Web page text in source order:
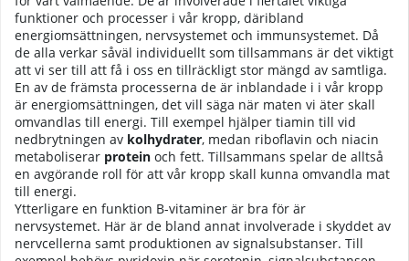
funktioner och processer i vår kropp, däribland
energiomsättningen, nervsystemet och immunsystemet. Då
de alla verkar såväl individuellt som tillsammans är det viktigt
att vi ser till att få i oss en tillräckligt stor mängd av samtliga.
En av de främsta processerna de är inblandade i i vår kropp
är energiomsättningen, det vill säga när maten vi äter skall
omvandlas till energi. Till exempel hjälper tiamin till vid
nedbrytningen av kolhydrater, medan riboflavin och niacin
metaboliserar protein och fett. Tillsammans spelar de alltså
en avgörande roll för att vår kropp skall kunna omvandla mat
till energi.
Ytterligare en funktion B-vitaminer är bra för är
nervsystemet. Här är de bland annat involverade i skyddet av
nervcellerna samt produktionen av signalsubstanser. Till